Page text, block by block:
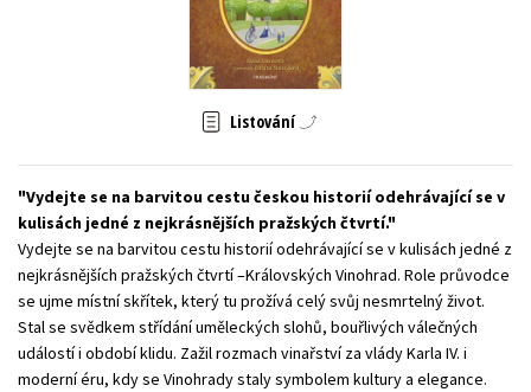
Zahraniční literatura
Všechny tituly
Listování
Vydejte se na barvitou cestu českou historií odehrávající se v
kulisách jedné z nejkrásnějších pražských čtvrtí.
Vydejte se na barvitou cestu historií odehrávající se v kulisách jedné z
nejkrásnějších pražských čtvrtí –Královských Vinohrad. Role průvodce
se ujme místní skřítek, který tu prožívá celý svůj nesmrtelný život.
Stal se svědkem střídání uměleckých slohů, bouřlivých válečných
událostí i období klidu. Zažil rozmach vinařství za vlády Karla IV. i
moderní éru, kdy se Vinohrady staly symbolem kultury a elegance.